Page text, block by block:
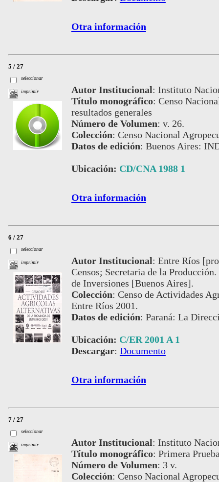
Otra información
5 / 27
seleccionar
imprimir Autor Institucional: Instituto
Título monográfico: Censo
resultados generales
Número de Volumen: v. 26.
Colección: Censo Nacional
Datos de edición: Buenos Aires:
Ubicación: CD/CNA 1988 1
Otra información
6 / 27
seleccionar
imprimir Autor Institucional: Entre Ríos
Censos; Secretaria de la
de Inversiones [Buenos Aires].
Colección: Censo de Actividades
Entre Ríos 2001.
Datos de edición: Paraná: La
Ubicación: C/ER 2001 A 1
Descargar: Documento
Otra información
7 / 27
seleccionar
imprimir Autor Institucional: Instituto
Título monográfico: Primera
Número de Volumen: 3 v.
Colección: Censo Nacional